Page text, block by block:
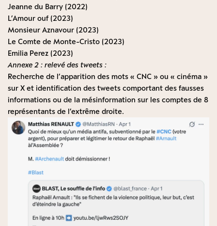
Jeanne du Barry (2022)
L’Amour ouf (2023)
Monsieur Aznavour (2023)
Le Comte de Monte-Cristo (2023)
Emilia Perez (2023)
Annexe 2 : relevé des tweets :
Recherche de l’apparition des mots « CNC » ou « cinéma »
sur X et identification des tweets comportant des fausses
informations ou de la mésinformation sur les comptes de 8
représentants de l’extrême droite.